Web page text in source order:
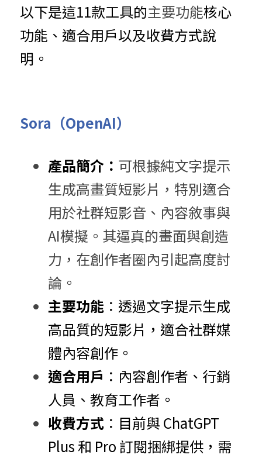
以下是這11款工具的主要功能核心
功能、適合用戶以及收費方式說
明。
Sora（OpenAI）
產品簡介： 可根據純文字提示
生成高畫質短影片，特別適合
用於社群短影音、內容敘事與
AI模擬。其逼真的畫面與創造
力，在創作者圈內引起高度討
論。
主要功能 ：​透過文字提示生成
高品質的短影片，適合社群媒
體內容創作。​
適合用戶 ：​內容創作者、行銷
人員、教育工作者。​
收費方式 ：​目前與 ChatGPT
Plus 和 Pro 訂閱捆綁提供，需